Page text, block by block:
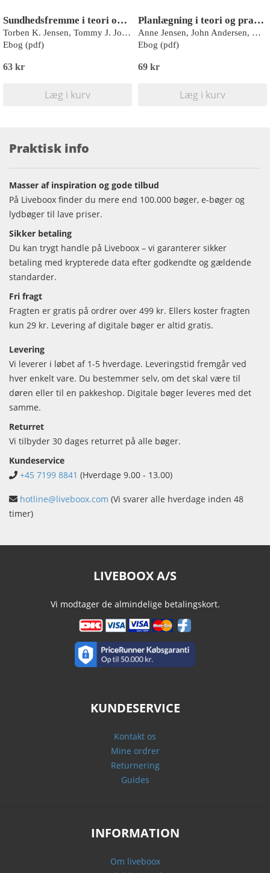
Sundhedsfremme i teori og praksis
Torben K. Jensen, Tommy J. Johnsen
Ebog (pdf)
63 kr
Læg i kurv
Planlægning i teori og praksis
Anne Jensen, John Andersen, Ole Erik Hansen, Kurt Aagard Nielsen
Ebog (pdf)
69 kr
Læg i kurv
Praktisk info
Masser af inspiration og gode tilbud
På Liveboox finder du mere end 100.000 bøger, e-bøger og
lydbøger til lave priser.
Sikker betaling
Du kan trygt handle på Liveboox – vi garanterer sikker
betaling med krypterede data efter godkendte og gældende
standarder.
Fri fragt
Fragten er gratis på ordrer over 499 kr. Ellers koster fragten
kun 29 kr. Levering af digitale bøger er altid gratis.
Levering
Vi leverer i løbet af 1-5 hverdage. Leveringstid fremgår ved
hver enkelt vare. Du bestemmer selv, om det skal være til
døren eller til en pakkeshop. Digitale bøger leveres med det
samme.
Returret
Vi tilbyder 30 dages returret på alle bøger.
Kundeservice
+45 7199 8841 (Hverdage 9.00 - 13.00)
hotline@liveboox.com (Vi svarer alle hverdage inden 48
timer)
LIVEBOOX A/S
Vi modtager de almindelige betalingskort.
KUNDESERVICE
Kontakt os
Mine ordrer
Returnering
Guides
INFORMATION
Om liveboox